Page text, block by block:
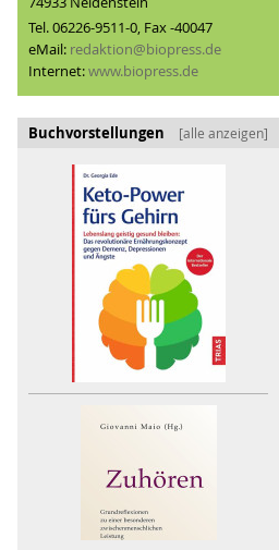
Tel. 06226-9511-0, Fax -40047
eMail: redaktion@biopress.de
Internet:www.biopress.de
Buchvorstellungen [alle anzeigen]